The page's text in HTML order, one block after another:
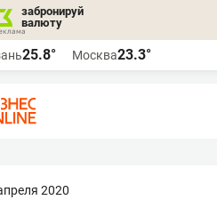
забронируй
валюту
25.8° Москва23.3°
2020